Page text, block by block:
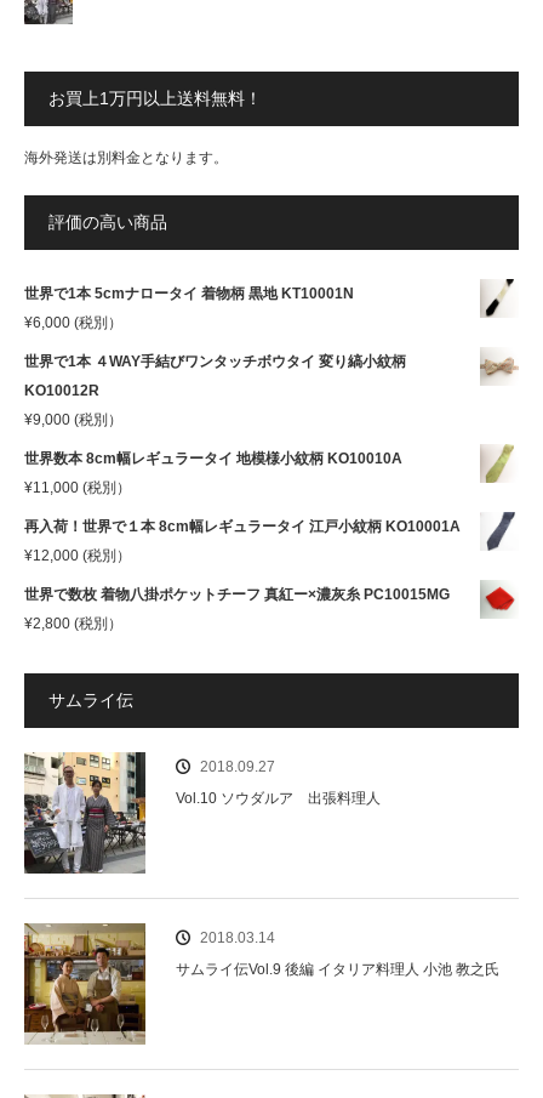
お買上1万円以上送料無料！
海外発送は別料金となります。
評価の高い商品
世界で1本 5cmナロータイ 着物柄 黒地 KT10001N
¥6,000 (税別）
世界で1本 ４WAY手結びワンタッチボウタイ 変り縞小紋柄
KO10012R
¥9,000 (税別）
世界数本 8cm幅レギュラータイ 地模様小紋柄 KO10010A
¥11,000 (税別）
再入荷！世界で１本 8cm幅レギュラータイ 江戸小紋柄 KO10001A
¥12,000 (税別）
世界で数枚 着物八掛ポケットチーフ 真紅ー×濃灰糸 PC10015MG
¥2,800 (税別）
サムライ伝
2018.09.27
Vol.10 ソウダルア 出張料理人
2018.03.14
サムライ伝Vol.9 後編 イタリア料理人 小池 教之氏